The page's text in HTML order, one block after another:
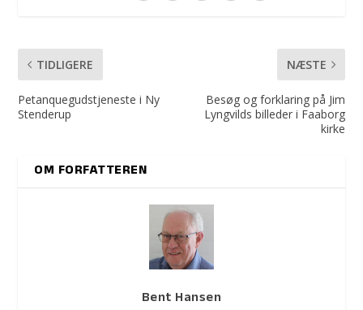
TIDLIGERE
Petanquegudstjeneste i Ny
Stenderup
NÆSTE
Besøg og forklaring på Jim
Lyngvilds billeder i Faaborg
kirke
OM FORFATTEREN
Bent Hansen